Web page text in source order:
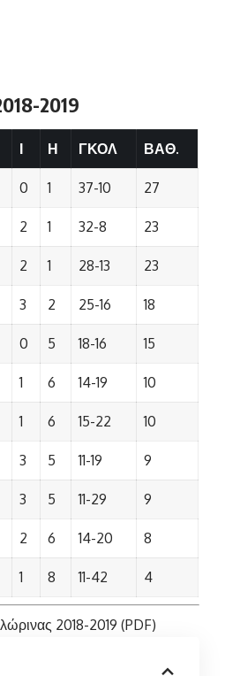
2019
Ι Η ΓΚΟΛ ΒΑΘ.
0 1 37-10 27
2 1 32-8 23
2 1 28-13 23
3 2 25-16 18
0 5 18-16 15
1 6 14-19 10
1 6 15-22 10
3 5 11-19 9
3 5 11-29 9
2 6 14-20 8
1 8 11-42 4
2018-2019 (PDF)